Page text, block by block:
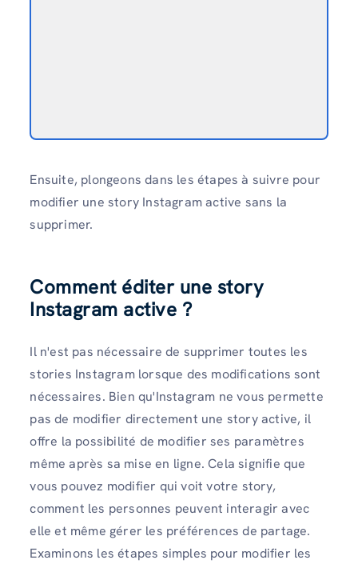
Ensuite, plongeons dans les étapes à suivre pour
modifier une story Instagram active sans la
supprimer.
Comment éditer une story
Instagram active ?
Il n'est pas nécessaire de supprimer toutes les
stories Instagram lorsque des modifications sont
nécessaires. Bien qu'Instagram ne vous permette
pas de modifier directement une story active, il
offre la possibilité de modifier ses paramètres
même après sa mise en ligne. Cela signifie que
vous pouvez modifier qui voit votre story,
comment les personnes peuvent interagir avec
elle et même gérer les préférences de partage.
Examinons les étapes simples pour modifier les